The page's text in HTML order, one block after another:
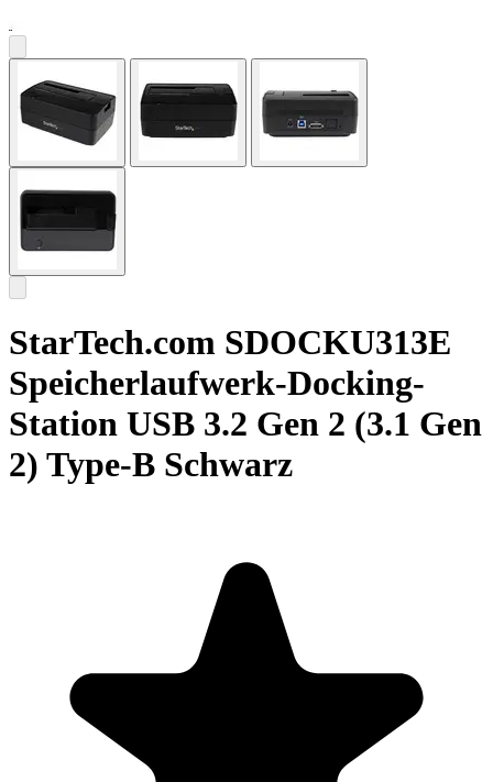
StarTech.com SDOCKU313E
Speicherlaufwerk-Docking-
Station USB 3.2 Gen 2 (3.1 Gen
2) Type-B Schwarz